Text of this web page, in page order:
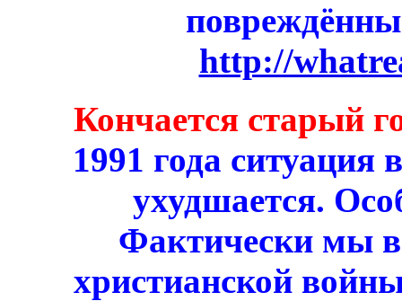
http://
Кончается старый
1991 года ситуация
ухудшается.
Фактически мы
христианской